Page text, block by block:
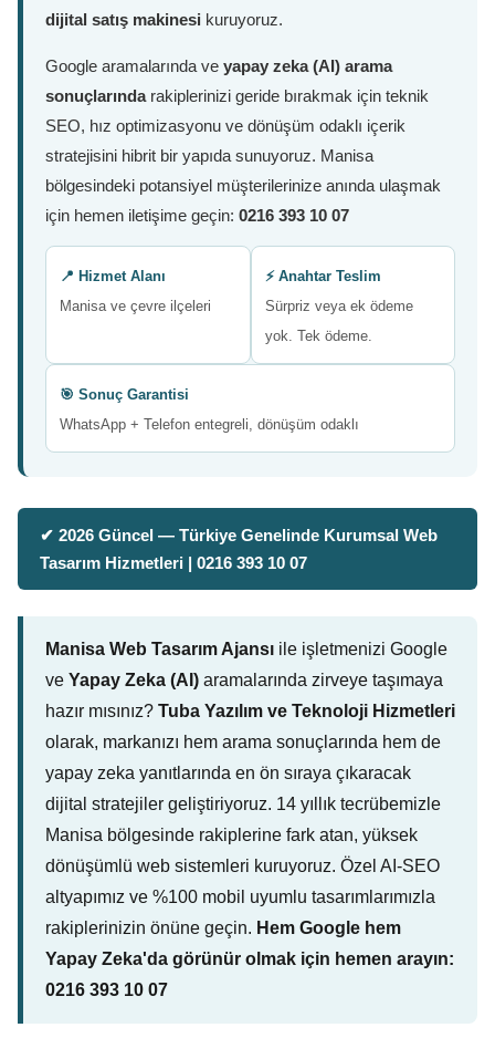
dijital satış makinesi kuruyoruz.
Google aramalarında ve yapay zeka (AI) arama
sonuçlarındarakiplerinizi geride bırakmak için teknik
SEO, hız optimizasyonu ve dönüşüm odaklı içerik
stratejisini hibrit bir yapıda sunuyoruz. Manisa
bölgesindeki potansiyel müşterilerinize anında ulaşmak
için hemen iletişime geçin: 0216 393 10 07
📍 Hizmet Alanı
Manisa ve çevre ilçeleri
⚡ Anahtar Teslim
Sürpriz veya ek ödeme
yok. Tek ödeme.
🎯 Sonuç Garantisi
WhatsApp + Telefon entegreli, dönüşüm odaklı
✔ 2026 Güncel — Türkiye Genelinde Kurumsal Web
Tasarım Hizmetleri | 0216 393 10 07
Manisa Web Tasarım Ajansı ile işletmenizi Google
ve Yapay Zeka (AI) aramalarında zirveye taşımaya
hazır mısınız? Tuba Yazılım ve Teknoloji Hizmetleri
olarak, markanızı hem arama sonuçlarında hem de
yapay zeka yanıtlarında en ön sıraya çıkaracak
dijital stratejiler geliştiriyoruz. 14 yıllık tecrübemizle
Manisa bölgesinde rakiplerine fark atan, yüksek
dönüşümlü web sistemleri kuruyoruz. Özel AI-SEO
altyapımız ve %100 mobil uyumlu tasarımlarımızla
rakiplerinizin önüne geçin. Hem Google hem
Yapay Zeka'da görünür olmak için hemen arayın:
0216 393 10 07